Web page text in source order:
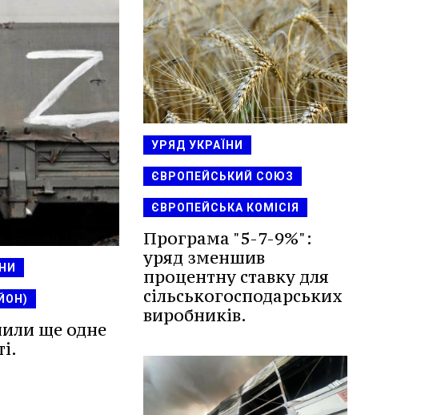
ще одне
УРЯД УКРАЇНИ
ЄВРОПЕЙСЬКИЙ СОЮЗ
ЄВРОПЕЙСЬКА КОМІСІЯ
Програма "5-7-9%":
уряд зменшив
процентну ставку для
сільськогосподарських
виробників.